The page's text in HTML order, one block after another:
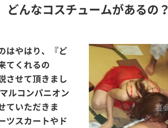
どんなコスチュームがあるの？
はやはり、『ど
てくれるの
させて頂きまし
ルコンパニオン
ていただきま
ツスカートやド